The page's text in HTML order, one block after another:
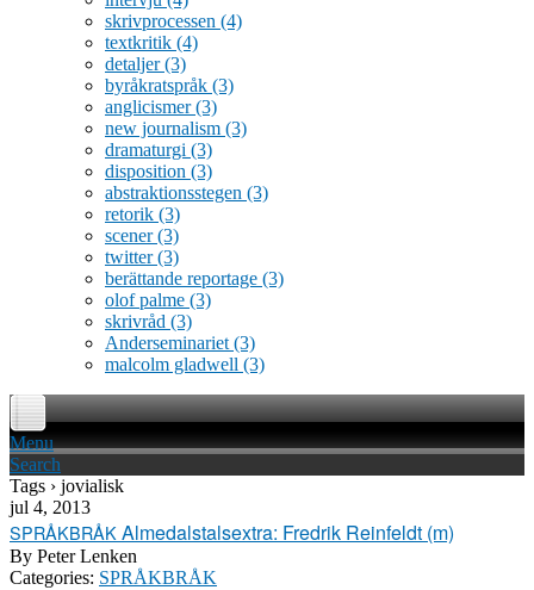
skrivprocessen (4)
textkritik (4)
detaljer(3)
byråkratspråk (3)
anglicismer(3)
new journalism (3)
dramaturgi (3)
disposition (3)
abstraktionsstegen (3)
retorik (3)
scener(3)
twitter(3)
berättande reportage (3)
olof palme (3)
skrivråd (3)
Anderseminariet (3)
malcolm gladwell (3)
Menu
Search
Tags › jovialisk
jul 4, 2013
SPRÅKBRÅK Almedalstalsextra: Fredrik Reinfeldt (m)
By Peter Lenken
Categories: SPRÅKBRÅK